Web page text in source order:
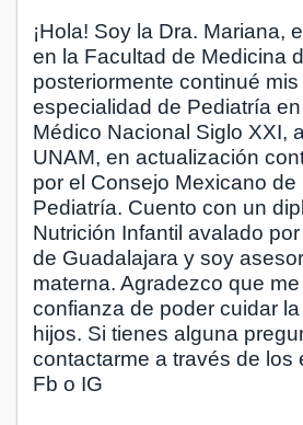
¡Hola! Soy la Dra. Mariana,
en la Facultad de Medicina
posteriormente continué
especialidad de Pediatría
Médico Nacional Siglo XXI,
UNAM, en actualización
por el Consejo Mexicano de
Pediatría. Cuento con un
Nutrición Infantil avalado
de Guadalajara y soy
materna. Agradezco que
confianza de poder cuidar
hijos. Si tienes alguna
contactarme a través de los
Fb o IG